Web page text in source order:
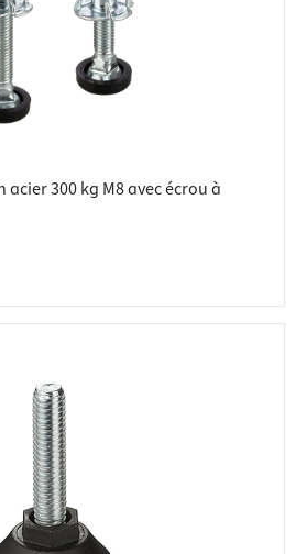
acier 300 kg M8 avec écrou à